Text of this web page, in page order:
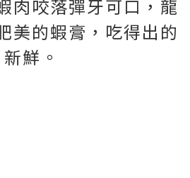
肉咬落彈牙可口，龍
美的蝦膏，吃得出的
新鮮。